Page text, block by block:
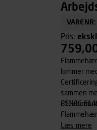
Pris:
lommer
sammen
F1. IEC
85%
læs mere